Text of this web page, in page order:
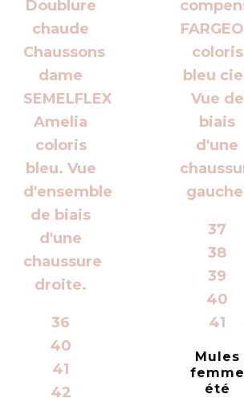
36
40
41
42
37
38
39
40
41
Mules
femme
été